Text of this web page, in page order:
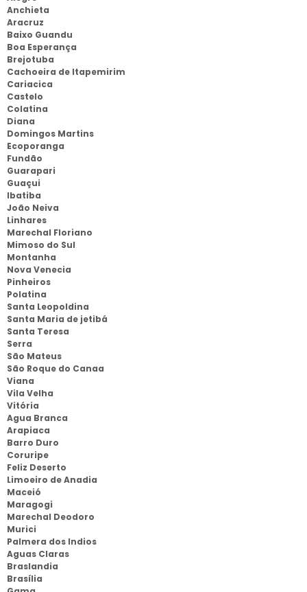
Anchieta
Aracruz
Baixo Guandu
Boa Esperança
Brejotuba
Cachoeira de Itapemirim
Cariacica
Castelo
Colatina
Diana
Domingos Martins
Ecoporanga
Fundão
Guarapari
Guaçui
Ibatiba
João Neiva
Linhares
Marechal Floriano
Mimoso do Sul
Montanha
Nova Venecia
Pinheiros
Polatina
Santa Leopoldina
Santa Maria de jetibá
Santa Teresa
Serra
São Mateus
São Roque do Canaa
Viana
Vila Velha
Vitória
Agua Branca
Arapiaca
Barro Duro
Coruripe
Feliz Deserto
Limoeiro de Anadia
Maceió
Maragogi
Marechal Deodoro
Murici
Palmera dos Indios
Aguas Claras
Braslandia
Brasília